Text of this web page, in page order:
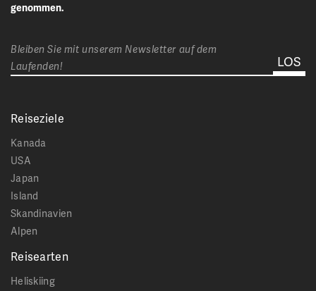
genommen.
Bleiben Sie mit unserem Newsletter auf dem
Laufenden!
Reiseziele
Kanada
USA
Japan
Island
Skandinavien
Alpen
Reisearten
Heliskiing